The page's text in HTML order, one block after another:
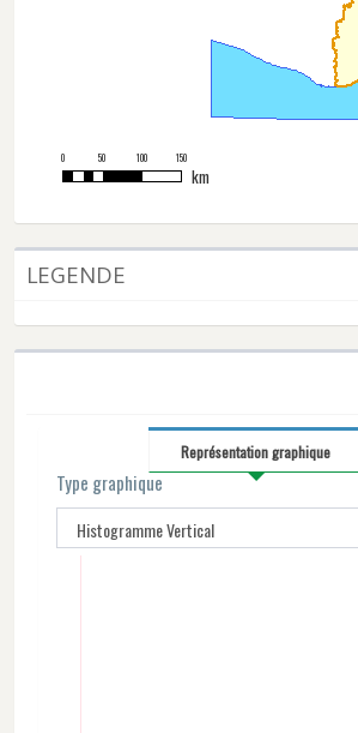
0 50 100 150
km
LEGENDE
Représentation graphique
Type graphique